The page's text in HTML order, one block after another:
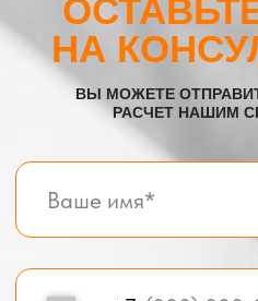
© BOX-MODUL24.RU 2025
Все услуги компании